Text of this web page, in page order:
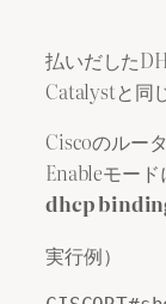
払いだした
Catalystと同じ
Ciscoのルー
Enableモー
dhcp
実行例）